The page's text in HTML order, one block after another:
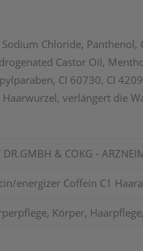
Chloride, Panthenol,
Castor Oil,
CI 60730, CI
verlängert die
& COKG -
energizer Coffein C1
Körper,